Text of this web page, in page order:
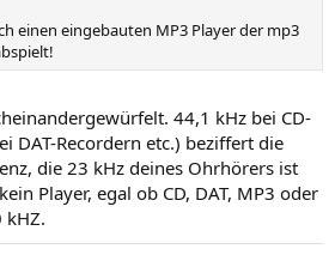
einen eingebauten MP3 Player der mp3
44,1 kHz bei CD-
DAT-Recordern etc.) beziffert die
die 23 kHz deines Ohrhörers ist
Player, egal ob CD, DAT, MP3 oder
kHZ.